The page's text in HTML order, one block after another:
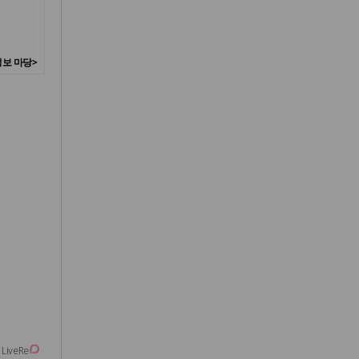
마당>